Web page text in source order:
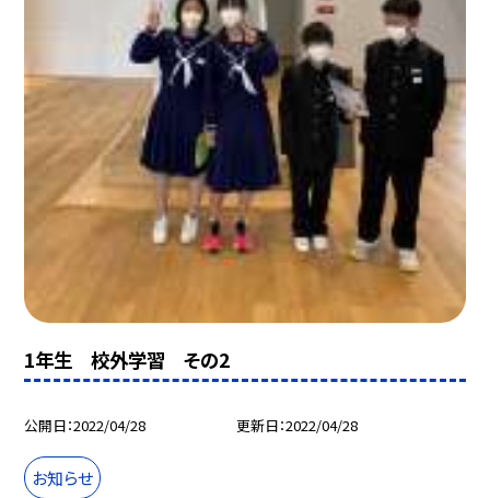
1年生 校外学習 その2
公開日 2022/04/28 更新日 2022/04/28
お知らせ